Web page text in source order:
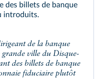
des billets de banque
introduits.
de la banque
ville du Disque-
des billets de banque
fiduciaire plutôt